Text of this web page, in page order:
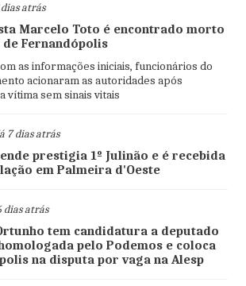
atrás
Marcelo Toto é encontrado morto
Fernandópolis
as informações iniciais, funcionários do
acionaram as autoridades após
vítima sem sinais vitais
7 dias atrás
prestigia 1º Julinão e é recebida
em Palmeira d'Oeste
atrás
tem candidatura a deputado
pelo Podemos e coloca
na disputa por vaga na Alesp